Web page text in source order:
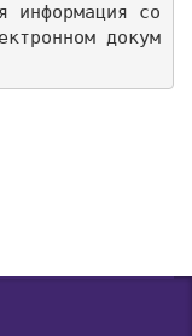
информация со
докум